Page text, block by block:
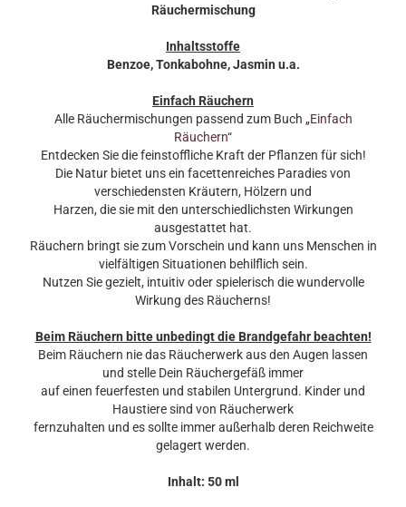
Räuchermischung
Inhaltsstoffe
Benzoe, Tonkabohne, Jasmin u.a.
Einfach Räuchern
Alle Räuchermischungen passend zum Buch „Einfach
Räuchern“
Entdecken Sie die feinstoffliche Kraft der Pflanzen für sich!
Die Natur bietet uns ein facettenreiches Paradies von
verschiedensten Kräutern, Hölzern und
Harzen, die sie mit den unterschiedlichsten Wirkungen
ausgestattet hat.
Räuchern bringt sie zum Vorschein und kann uns Menschen in
vielfältigen Situationen behilflich sein.
Nutzen Sie gezielt, intuitiv oder spielerisch die wundervolle
Wirkung des Räucherns!
Beim Räuchern bitte unbedingt die Brandgefahr beachten!
Beim Räuchern nie das Räucherwerk aus den Augen lassen
und stelle Dein Räuchergefäß immer
auf einen feuerfesten und stabilen Untergrund. Kinder und
Haustiere sind von Räucherwerk
fernzuhalten und es sollte immer außerhalb deren Reichweite
gelagert werden.
Inhalt: 50 ml